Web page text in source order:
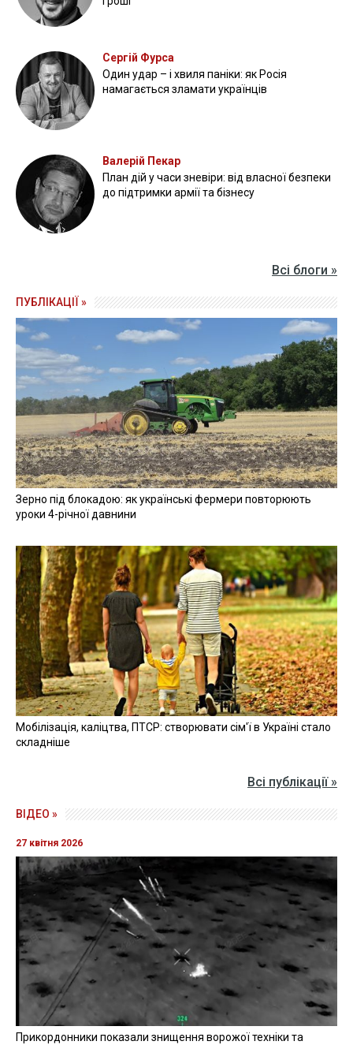
Сергій Фурса
Один удар – і хвиля паніки: як Росія
намагається зламати українців
Валерій Пекар
План дій у часи зневіри: від власної безпеки
до підтримки армії та бізнесу
Всі блоги »
ПУБЛІКАЦІЇ »
Зерно під блокадою: як українські фермери повторюють
уроки 4-річної давнини
Мобілізація, каліцтва, ПТСР: створювати сім'ї в Україні стало
складніше
Всі публікації »
ВІДЕО »
27 квітня 2026
Прикордонники показали знищення ворожої техніки та